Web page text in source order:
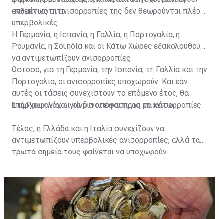
ανθεκτικότητα.
επομένως οι ανισορροπίες της δεν θεωρούνται πλέον
υπερβολικές.
Η Γερμανία, η Ισπανία, η Γαλλία, η Πορτογαλία, η
Ρουμανία, η Σουηδία και οι Κάτω Χώρες εξακολουθούν
να αντιμετωπίζουν ανισορροπίες.
Ωστόσο, για τη Γερμανία, την Ισπανία, τη Γαλλία και την
Πορτογαλία, οι ανισορροπίες υποχωρούν. Και εάν
αυτές οι τάσεις συνεχιστούν το επόμενο έτος, θα
υπάρχουν λόγοι για μια απόφαση για μη ανισορροπίες.
Στη Ρουμανία, οι κίνδυνοι είναι προς τα κάτω.
Τέλος, η Ελλάδα και η Ιταλία συνεχίζουν να
αντιμετωπίζουν υπερβολικές ανισορροπίες, αλλά τα
τρωτά σημεία τους φαίνεται να υποχωρούν.